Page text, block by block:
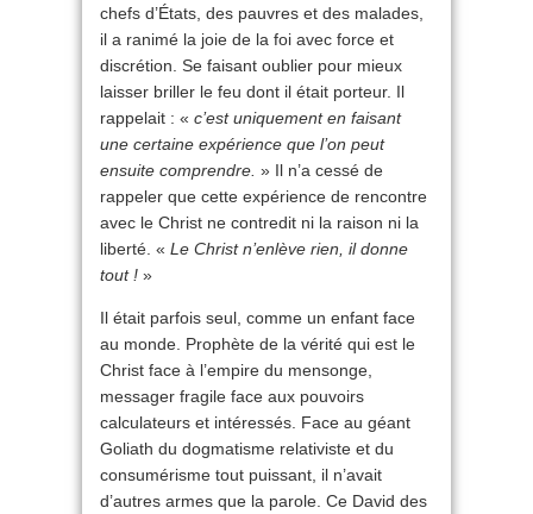
chefs d’États, des pauvres et des malades,
il a ranimé la joie de la foi avec force et
discrétion. Se faisant oublier pour mieux
laisser briller le feu dont il était porteur. Il
rappelait : « c’est uniquement en faisant
une certaine expérience que l’on peut
ensuite comprendre. » Il n’a cessé de
rappeler que cette expérience de rencontre
avec le Christ ne contredit ni la raison ni la
liberté. « Le Christ n’enlève rien, il donne
tout ! »
Il était parfois seul, comme un enfant face
au monde. Prophète de la vérité qui est le
Christ face à l’empire du mensonge,
messager fragile face aux pouvoirs
calculateurs et intéressés. Face au géant
Goliath du dogmatisme relativiste et du
consumérisme tout puissant, il n’avait
d’autres armes que la parole. Ce David des